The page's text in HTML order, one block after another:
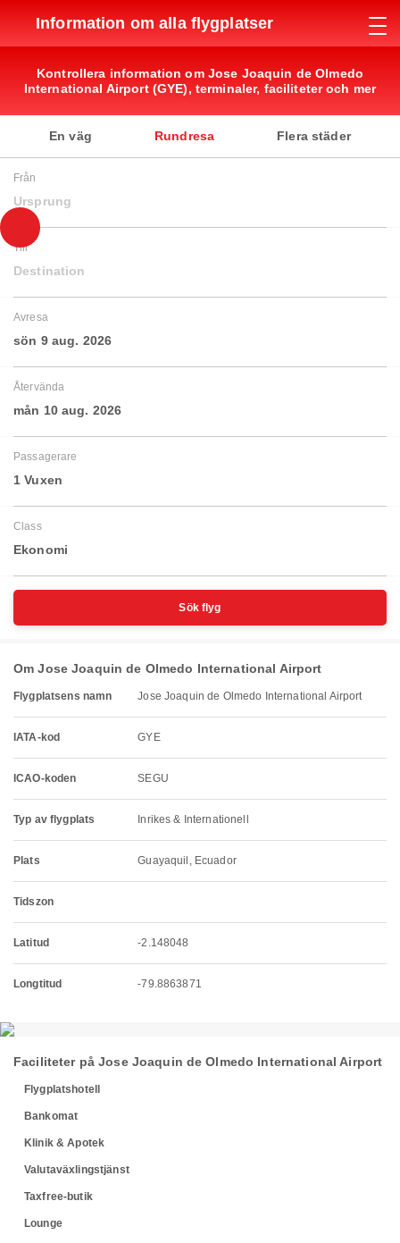
Information om alla flygplatser
Kontrollera information om Jose Joaquin de Olmedo
International Airport (GYE), terminaler, faciliteter och mer
En väg Rundresa Flera städer
Från
Ursprung
Till
Destination
Avresa
sön 9 aug. 2026
Återvända
mån 10 aug. 2026
Passagerare
1 Vuxen
Class
Ekonomi
Sök flyg
Om Jose Joaquin de Olmedo International Airport
Flygplatsens namn Jose Joaquin de Olmedo International Airport
IATA-kod GYE
ICAO-koden SEGU
Typ av flygplats Inrikes & Internationell
Plats Guayaquil, Ecuador
Tidszon
Latitud -2.148048
Longtitud -79.8863871
Faciliteter på Jose Joaquin de Olmedo International Airport
Flygplatshotell
Bankomat
Klinik & Apotek
Valutaväxlingstjänst
Taxfree-butik
Lounge